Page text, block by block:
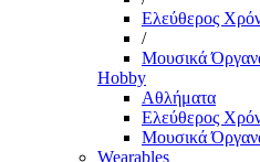
Ελεύθερος
/
Μουσικά
Hobby
Αθλήματα
Ελεύθερος
Μουσικά
Wearables